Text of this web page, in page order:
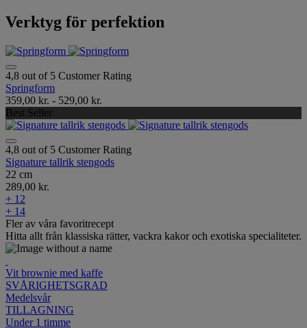
Verktyg för perfektion
4,8 out of 5 Customer Rating
Springform
359,00 kr. - 529,00 kr.
Best Seller
4,8 out of 5 Customer Rating
Signature tallrik stengods
22 cm
289,00 kr.
+ 12
+ 14
Fler av våra favoritrecept
Hitta allt från klassiska rätter, vackra kakor och exotiska specialiteter.
Vit brownie med kaffe
SVÅRIGHETSGRAD
Medelsvår
TILLAGNING
Under 1 timme